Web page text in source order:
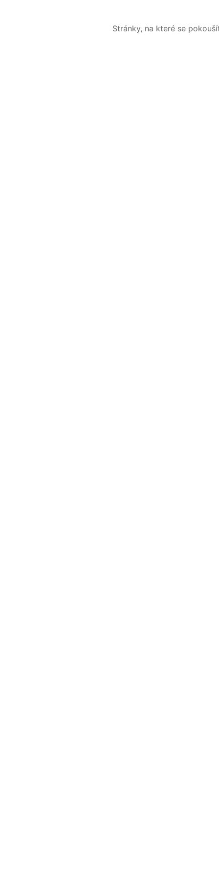
Stránky, na které se